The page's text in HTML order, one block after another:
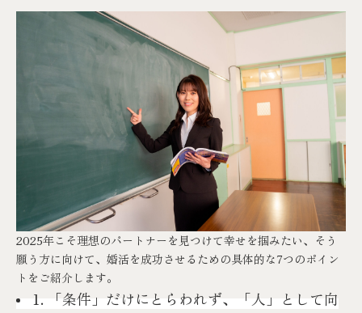
2025年こそ理想のパートナーを見つけて幸せを掴みたい、そう
願う方に向けて、婚活を成功させるための具体的な7つのポイン
トをご紹介します。
1. 「条件」だけにとらわれず、「人」として向